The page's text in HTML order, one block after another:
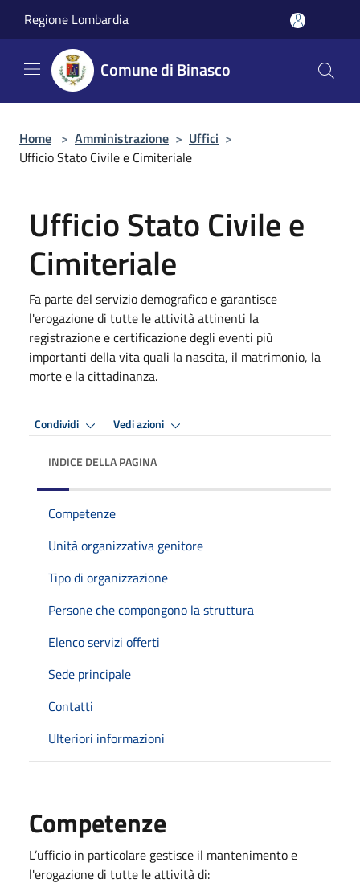
Regione Lombardia
Comune di Binasco
Home > Amministrazione > Uffici >
Ufficio Stato Civile e Cimiteriale
Ufficio Stato Civile e
Cimiteriale
Fa parte del servizio demografico e garantisce
l'erogazione di tutte le attività attinenti la
registrazione e certificazione degli eventi più
importanti della vita quali la nascita, il matrimonio, la
morte e la cittadinanza.
Condividi Vedi azioni
INDICE DELLA PAGINA
Competenze
Unità organizzativa genitore
Tipo di organizzazione
Persone che compongono la struttura
Elenco servizi offerti
Sede principale
Contatti
Ulteriori informazioni
Competenze
L’ufficio in particolare gestisce il mantenimento e
l'erogazione di tutte le attività di: